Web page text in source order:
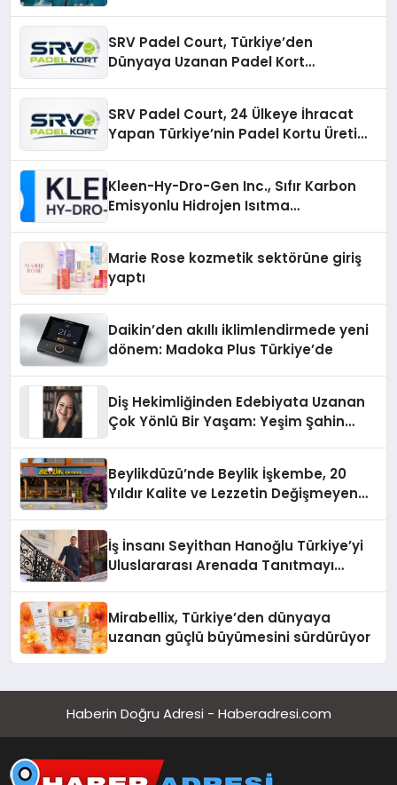
SRV Padel Court, Türkiye’den
Dünyaya Uzanan Padel Kort
SRV Padel Court, 24 Ülkeye İhracat
Yapan Türkiye’nin Padel Kortu Üretim
Kleen-Hy-Dro-Gen Inc., Sıfır Karbon
Emisyonlu Hidrojen Isıtma
Marie Rose kozmetik sektörüne giriş
yaptı
Daikin’den akıllı iklimlendirmede yeni
dönem: Madoka Plus Türkiye’de
Diş Hekimliğinden Edebiyata Uzanan
Çok Yönlü Bir Yaşam: Yeşim Şahin
Beylikdüzü’nde Beylik İşkembe, 20
Yıldır Kalite ve Lezzetin Değişmeyen
İş İnsanı Seyithan Hanoğlu Türkiye’yi
Uluslararası Arenada Tanıtmayı
Mirabellix, Türkiye’den dünyaya
uzanan güçlü büyümesini sürdürüyor
Haberin Doğru Adresi - Haberadresi.com